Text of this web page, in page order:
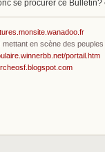
se procurer ce
en scène des
portail.htm